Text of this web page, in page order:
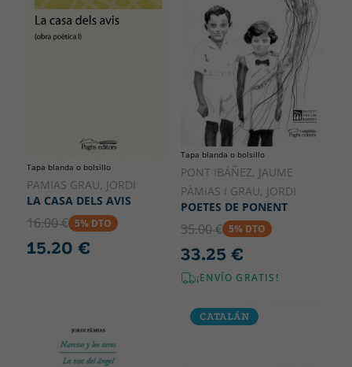
Tapa blanda o bolsillo
PAMIAS GRAU, JORDI
LA CASA DELS AVIS
16.00 € 5% DTO
15.20 €
Tapa blanda o bolsillo
PONT IBÁÑEZ, JAUME
PÀMIAS I GRAU, JORDI
POETES DE PONENT
35.00 € 5% DTO
33.25 €
¡ENVÍO GRATIS!
CATALÁN